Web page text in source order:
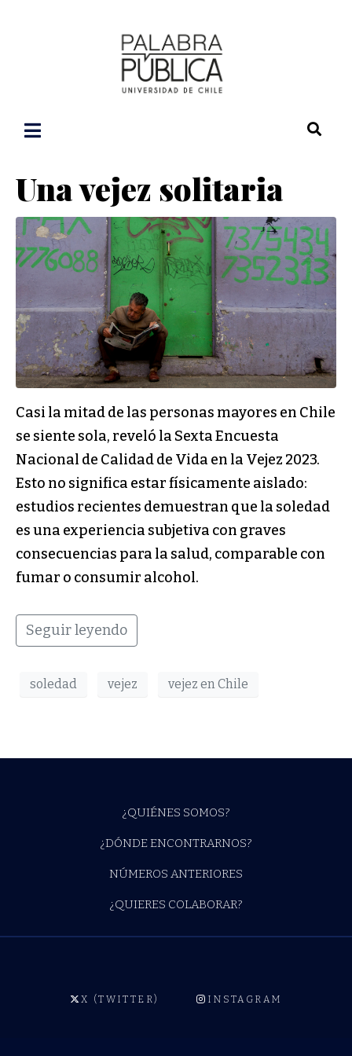
Una vejez solitaria
Casi la mitad de las personas mayores en Chile
se siente sola, reveló la Sexta Encuesta
Nacional de Calidad de Vida en la Vejez 2023.
Esto no significa estar físicamente aislado:
estudios recientes demuestran que la soledad
es una experiencia subjetiva con graves
consecuencias para la salud, comparable con
fumar o consumir alcohol.
Seguir leyendo
soledad vejez vejez en Chile
¿QUIÉNES SOMOS?
¿DÓNDE ENCONTRARNOS?
NÚMEROS ANTERIORES
¿QUIERES COLABORAR?
X (TWITTER) INSTAGRAM